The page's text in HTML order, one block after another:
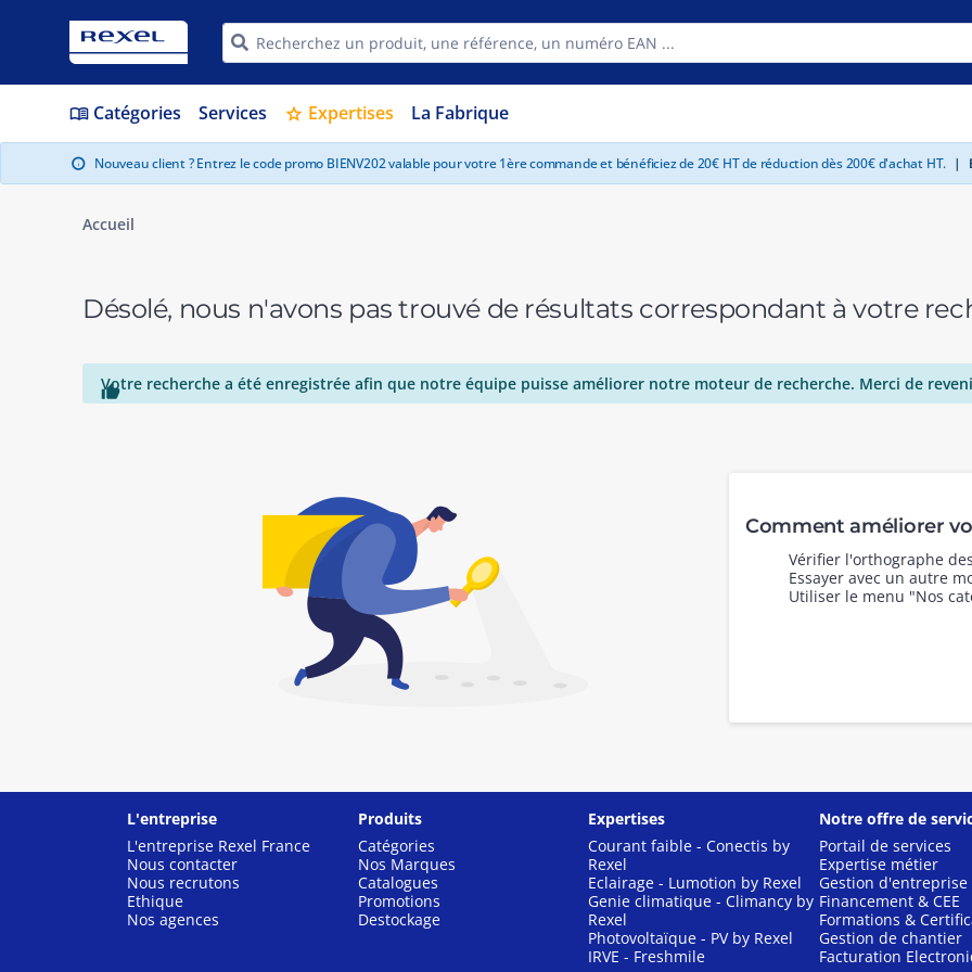
menu_book Catégories Services star Expertises La Fabrique
info Nouveau client ? Entrez le code promo BIENV202 valable pour votre 1ère commande et bénéficiez de 20€ HT de réduction dès 200€ d'achat HT. |
Accueil
Désolé, nous n'avons pas trouvé de résultats correspondant à votre

Votre recherche a été enregistrée afin que notre équipe puisse améliorer notre moteur de recherche. Merci de
Comment améliorer
Vérifier l'orthographe
Essayer avec un autre
Utiliser le menu "Nos
L'entreprise
L'entreprise Rexel France
Nous contacter
Nous recrutons
Ethique
Nos agences
Produits
Catégories
Nos Marques
Catalogues
Promotions
Destockage
Expertises
Courant faible - Conectis by
Rexel
Eclairage - Lumotion by Rexel
Genie climatique - Climancy by
Rexel
Photovoltaïque - PV by Rexel
IRVE - Freshmile
Notre offre de
Portail de services
Expertise métier
Gestion d'entreprise
Financement & CEE
Formations &
Gestion de chantier
Facturation